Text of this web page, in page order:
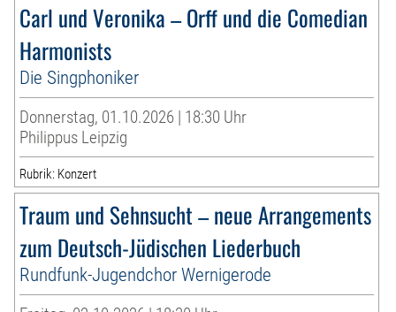
Carl und Veronika – Orff und die Comedian
Harmonists
Die Singphoniker
Donnerstag, 01.10.2026 | 18:30 Uhr
Philippus Leipzig
Rubrik: Konzert
Traum und Sehnsucht – neue Arrangements
zum Deutsch-Jüdischen Liederbuch
Rundfunk-Jugendchor Wernigerode